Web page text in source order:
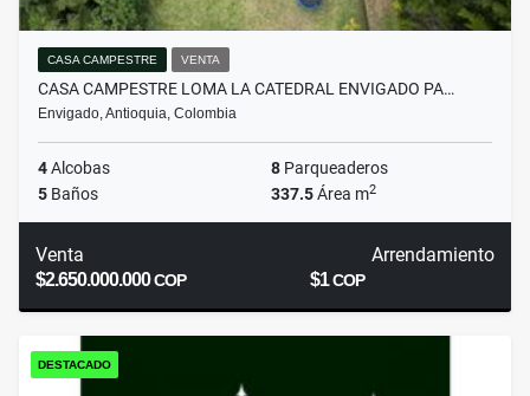
CASA CAMPESTRE VENTA
CASA CAMPESTRE LOMA LA CATEDRAL ENVIGADO PA…
Envigado, Antioquia, Colombia
4Alcobas 8 Parqueaderos
5 Baños 337.5Área m2
Venta
$2.650.000.000COP
Arrendamiento
$1COP
DESTACADO